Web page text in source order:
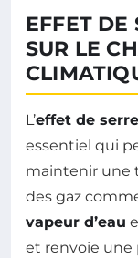
EFFET DE
SUR LE
L’effet de serre
essentiel qui
maintenir une
des gaz
vapeur d’eau
et renvoie une